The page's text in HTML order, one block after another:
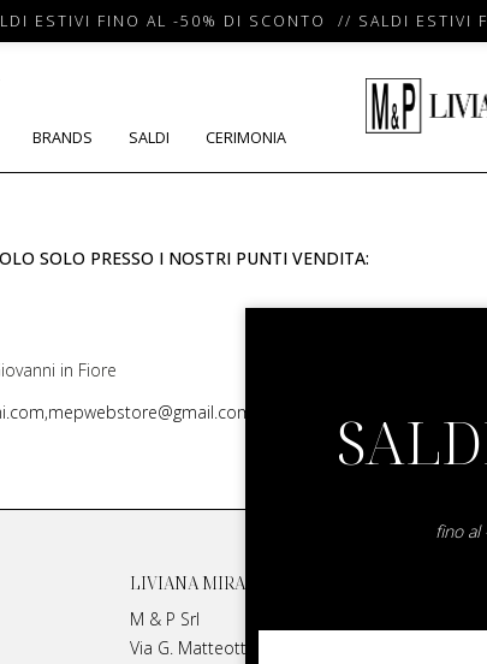
ESTIVI FINO AL -50% DI SCONTO // SALDI
BRANDS SALDI CERIMONIA
SOLO PRESSO I NOSTRI PUNTI VENDITA:
in Fiore
LIVIANA MIRARCHI
M & P Srl
Via G. Matteotti, 91
fino al